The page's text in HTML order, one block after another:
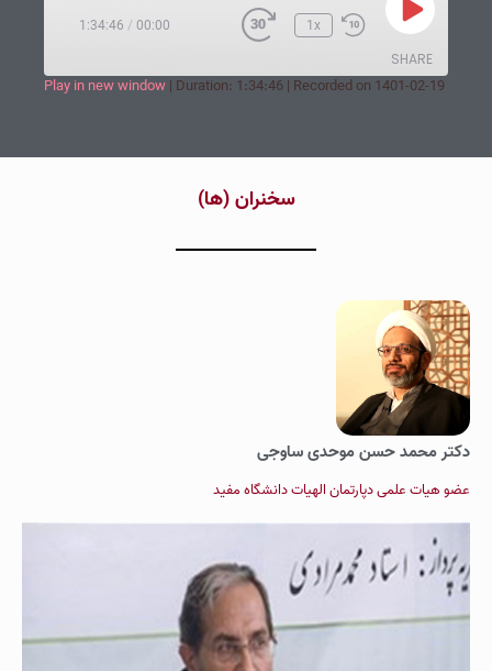
1x
00:00
/
1:34:46
SHARE
Play in new window| Duration: 1:34:46| Recorded on 1401-02-19
‌سخنران (ها‌)
دکتر محمد حسن موحدی ساوجی
عضو هیات علمی دپارتمان الهیات دانشگاه مفید